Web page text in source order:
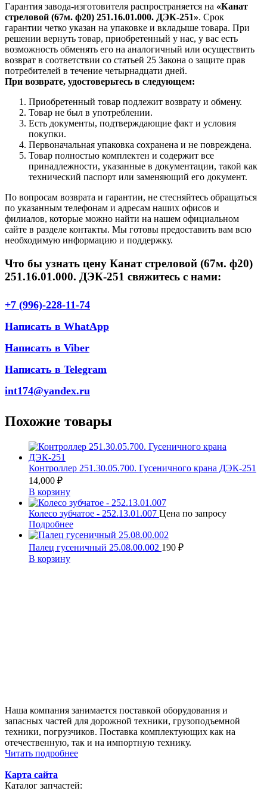
Гарантия завода-изготовителя распространяется на «Канат
стреловой (67м. ф20) 251.16.01.000. ДЭК-251». Срок
гарантии четко указан на упаковке и вкладыше товара. При
решении вернуть товар, приобретенный у нас, у вас есть
возможность обменять его на аналогичный или осуществить
возврат в соответствии со статьей 25 Закона о защите прав
потребителей в течение четырнадцати дней.
При возврате, удостоверьтесь в следующем:
Приобретенный товар подлежит возврату и обмену.
Товар не был в употреблении.
Есть документы, подтверждающие факт и условия
покупки.
Первоначальная упаковка сохранена и не повреждена.
Товар полностью комплектен и содержит все
принадлежности, указанные в документации, такой как
технический паспорт или заменяющий его документ.
По вопросам возврата и гарантии, не стесняйтесь обращаться
по указанным телефонам и адресам наших офисов и
филиалов, которые можно найти на нашем официальном
сайте в разделе контакты. Мы готовы предоставить вам всю
необходимую информацию и поддержку.
Что бы узнать цену Канат стреловой (67м. ф20)
251.16.01.000. ДЭК-251 свяжитесь с нами:
+7 (996)-228-11-74
Написать в WhatApp
Написать в Viber
Написать в Telegram
int174@yandex.ru
Похожие товары
Контроллер 251.30.05.700. Гусеничного крана ДЭК-251
14,000 ₽
В корзину
Колесо зубчатое - 252.13.01.007 Цена по запросу
Подробнее
Палец гусеничный 25.08.00.002 190 ₽
В корзину
Наша компания занимается поставкой оборудования и
запасных частей для дорожной техники, грузоподъемной
техники, погрузчиков. Поставка комплектующих как на
отечественную, так и на импортную технику.
Читать подробнее
Карта сайта
Каталог запчастей: